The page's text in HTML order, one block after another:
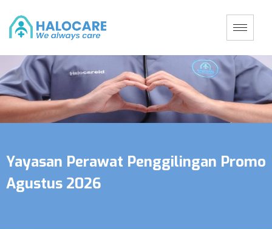
Yayasan Perawat Penggilingan Promo
Agustus 2026